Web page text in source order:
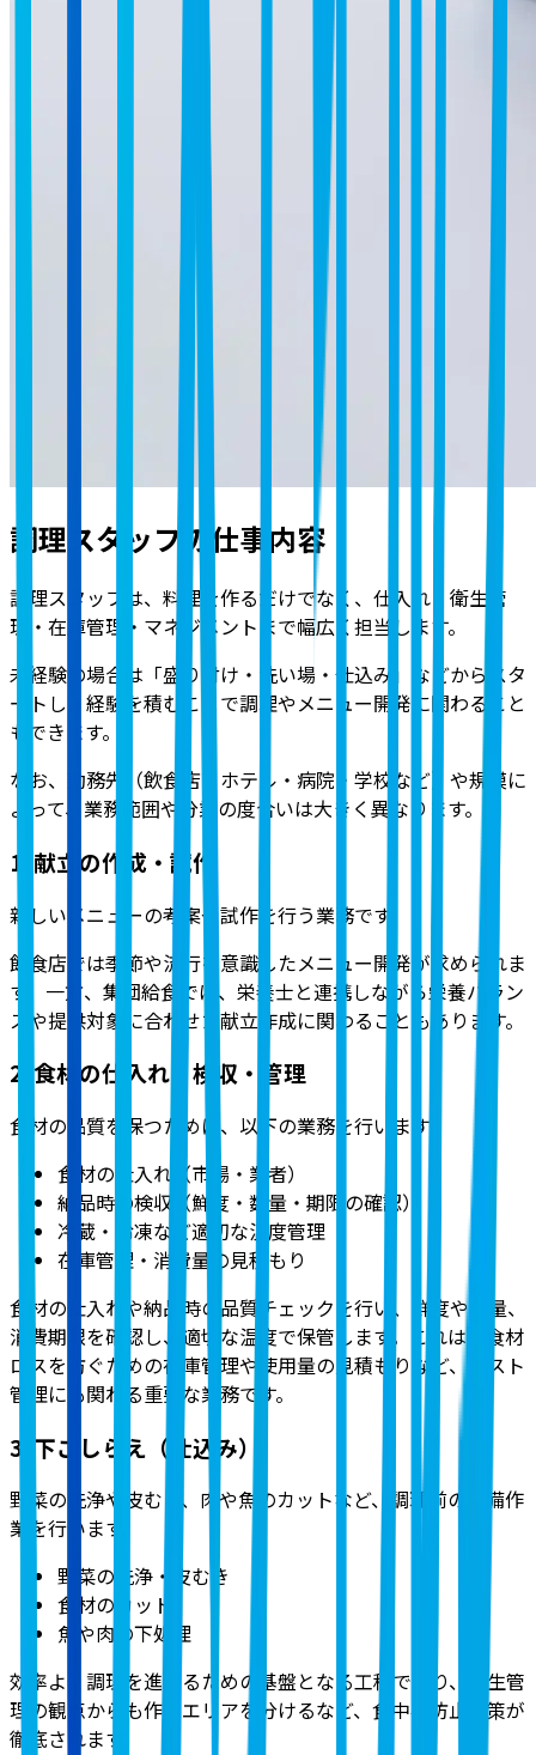
調理スタッフの仕事内容
調理スタッフは、料理を作るだけでなく、仕入れ・衛生管
理・在庫管理・マネジメントまで幅広く担当します。
未経験の場合は「盛り付け・洗い場・仕込み」などからスタ
ートし、経験を積むことで調理やメニュー開発に関わること
もできます。
なお、勤務先（飲食店・ホテル・病院・学校など）や規模に
よって、業務範囲や分業の度合いは大きく異なります。
1. 献立の作成・試作
新しいメニューの考案や試作を行う業務です。
飲食店では季節や流行を意識したメニュー開発が求められま
す。一方、集団給食では、栄養士と連携しながら栄養バラン
スや提供対象に合わせた献立作成に関わることもあります。
2. 食材の仕入れ・検収・管理
食材の品質を保つために、以下の業務を行います。
食材の仕入れ（市場・業者）
納品時の検収（鮮度・数量・期限の確認）
冷蔵・冷凍など適切な温度管理
在庫管理・消費量の見積もり
食材の仕入れや納品時の品質チェックを行い、鮮度や数量、
消費期限を確認し、適切な温度で保管します。これは、食材
ロスを防ぐための在庫管理や使用量の見積もりなど、コスト
管理にも関わる重要な業務です。
3. 下ごしらえ（仕込み）
野菜の洗浄や皮むき、肉や魚のカットなど、調理前の準備作
業を行います
野菜の洗浄・皮むき
食材のカット
魚や肉の下処理
効率よく調理を進めるための基盤となる工程であり、衛生管
理の観点からも作業エリアを分けるなど、食中毒防止対策が
徹底されます。